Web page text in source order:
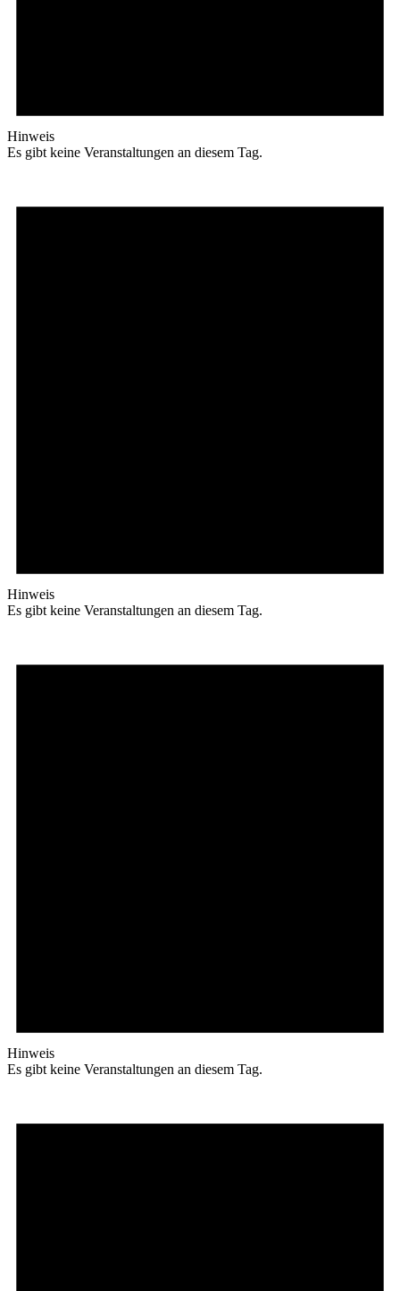
Hinweis
Es gibt keine Veranstaltungen an diesem Tag.
Hinweis
Es gibt keine Veranstaltungen an diesem Tag.
Hinweis
Es gibt keine Veranstaltungen an diesem Tag.